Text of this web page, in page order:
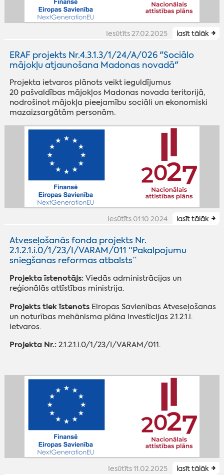
Iesūtīts 27.02.2025 lasīt tālāk
ERAF projekts Nr.4.3.1.3/1/24/A/026 "Sociālo
mājokļu atjaunošana Madonas novadā"
Projekta ietvaros plānots veikt ieguldījumus
20 pašvaldības mājokļos Madonas novada teritorijā,
nodrošinot mājokļa pieejamību sociāli un ekonomiski
mazaizsargātām personām.
Iesūtīts 01.10.2024 lasīt tālāk
Atveseļošanās fonda projekts Nr.
2.1.2.1.i.0/1/23/I/VARAM/011 “Pakalpojumu
sniegšanas reformas atbalsts”
Projekta īstenotājs:Viedās administrācijas un
reģionālās attīstības ministrija.
Projekts tiek īstenotsEiropas Savienības Atveseļošanas
un noturības mehānisma plāna investīcijas 2.1.2.1.i.
ietvaros.
Projekta Nr.:2.1.2.1.i.0/1/23/I/VARAM/011.
Iesūtīts 11.02.2025 lasīt tālāk